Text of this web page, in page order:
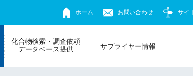
ホーム お問い合わせ サイ
化合物検索・調査依頼
データベース提供
サプライヤー情報